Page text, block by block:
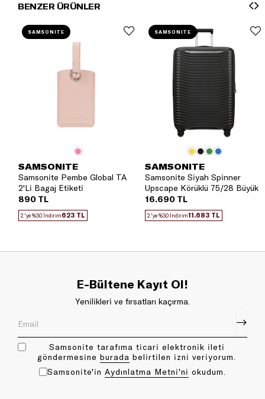
BENZER ÜRÜNLER
SAMSONITE
Samsonite Pembe Global TA
2'Li Bagaj Etiketi
890 TL
2.'ye %30 İndirim623 TL
SAMSONITE
SAMSONITE
Samsonite Siyah Spinner
Upscape Körüklü 75/28 Büyük
Boy Valiz
16.690 TL
2.'ye %30 İndirim11.683 TL
SAMSONITE
E-Bültene Kayıt Ol!
Yenilikleri ve fırsatları kaçırma.
Samsonite tarafıma ticari elektronik ileti
göndermesine bu rada belirtilen izni veriyorum.
Samsonite'in Aydınlatma Metni'ni okudum.